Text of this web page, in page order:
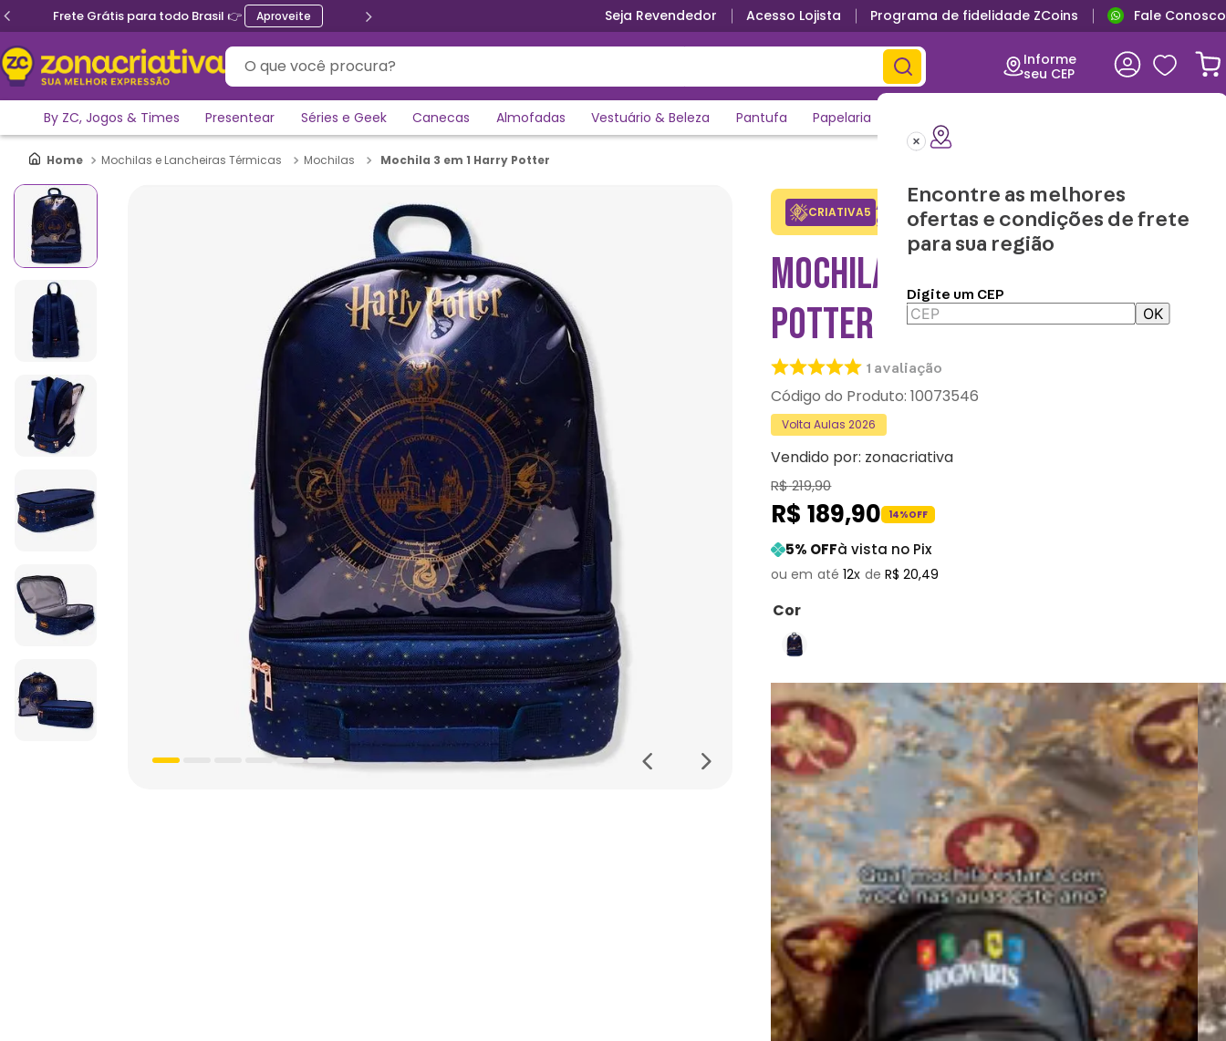
Ganhe 5% de desconto no PIX Parcele em até 12x sem juros Primeira troca grátis
Seja Revendedor Acesso Lojista Programa de fidelidade ZCoins Fale Conosco
O que você procura?
Informe
seu CEP
Encontre as melhores
ofertas e condições de frete
para sua região
Digite um CEP
OK
By ZC, Jogos & Times Presentear Séries e Geek Canecas Almofadas Vestuário & Beleza Pantufa Papelaria
Mochilas e Lancheiras Térmicas Mochilas Mochila 3 em 1 Harry Potter
CRIATIVA5 Adicione o cupom no carrinho e
ganhe desconto na 1a compra.
Copiar
MOCHILA 3 EM 1 HARRY
POTTER
1 avaliação
:10073546
Volta Aulas 2026
Vendido por: zonacriativa
R$219,90
R$ 189,90 14%OFF
5% OFFà vista no Pix
12 R$ 20,49
Cor